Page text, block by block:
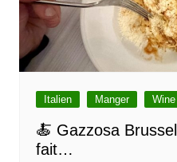
Italien Manger
🍝 Gazzosa
fait…